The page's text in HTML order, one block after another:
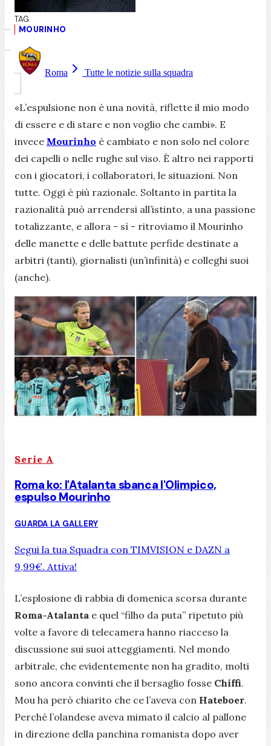
MOURINHO
Roma Tutte le notizie sulla squadra
«L’espulsione non è una novità, riflette il mio modo
di essere e di stare e non voglio che cambi». E
invece Mourinho è cambiato e non solo nel colore
dei capelli o nelle rughe sul viso. È altro nei rapporti
con i giocatori, i collaboratori, le situazioni. Non
tutte. Oggi è più razionale. Soltanto in partita la
razionalità può arrendersi all’istinto, a una passione
totalizzante, e allora - sì - ritroviamo il Mourinho
delle manette e delle battute perfide destinate a
arbitri (tanti), giornalisti (un’infinità) e colleghi suoi
(anche).
Serie A
Roma ko: l'Atalanta sbanca l'Olimpico,
espulso Mourinho
GUARDA LA GALLERY
Segui la tua Squadra con TIMVISION e DAZN a
9,99€. Attiva!
L’esplosione di rabbia di domenica scorsa durante
Roma-Atalanta e quel “filho da puta” ripetuto più
volte a favore di telecamera hanno riacceso la
discussione sui suoi atteggiamenti. Nel mondo
arbitrale, che evidentemente non ha gradito, molti
sono ancora convinti che il bersaglio fosse Chiffi.
Mou ha però chiarito che ce l’aveva con Hateboer.
Perché l’olandese aveva mimato il calcio al pallone
in direzione della panchina romanista dopo aver